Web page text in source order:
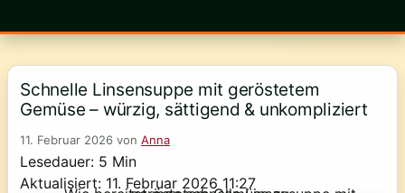
Schnelle Linsensuppe mit geröstetem
Gemüse – würzig, sättigend & unkompliziert
11. Februar 2026 von Anna
Lesedauer: 5 Min
Aktualisiert: 11. Februar 2026 11:27